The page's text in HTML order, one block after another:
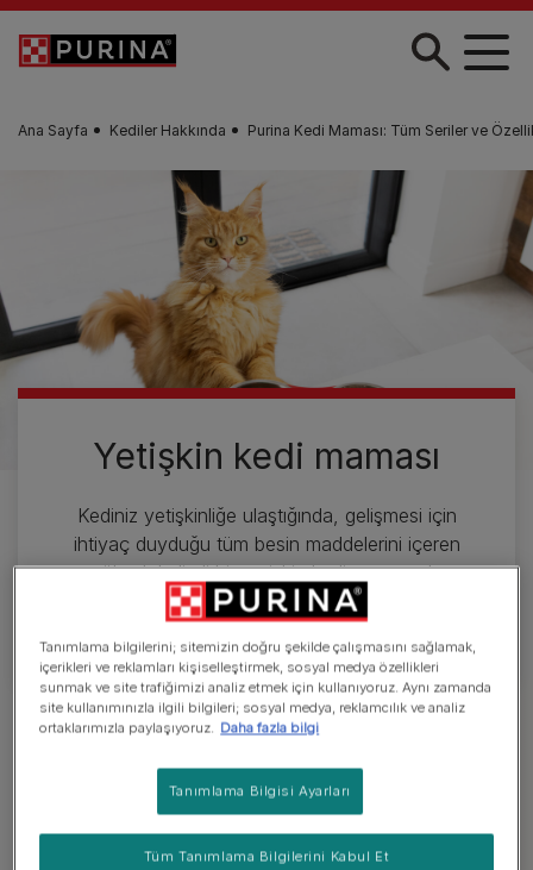
Skip to main content
Ana Sayfa Kediler Hakkında Purina Kedi Maması: Tüm Seriler ve
Yetişkin kedi maması
Kediniz yetişkinliğe ulaştığında, gelişmesi için
ihtiyaç duyduğu tüm besin maddelerini içeren
yüksek kaliteli bir yetişkin kedi mamasıyla
beslemeniz önemlidir. Tüm lezzetli yetişkin kedi
maması tariflerimize göz atın!
Kedi mamalarını keşfet
Yaş Mama
Tanımlama bilgilerini; sitemizin doğru şekilde çalışmasını sağlamak,
içerikleri ve reklamları kişiselleştirmek, sosyal medya özellikleri
sunmak ve site trafiğimizi analiz etmek için kullanıyoruz. Aynı zamanda
site kullanımınızla ilgili bilgileri; sosyal medya, reklamcılık ve analiz
ortaklarımızla paylaşıyoruz. Daha fazla bilgi
Tanımlama Bilgisi Ayarları
Tüm Tanımlama Bilgilerini Kabul Et